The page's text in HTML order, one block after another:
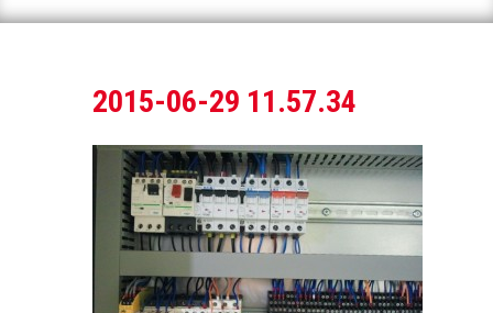
2015-06-29 11.57.34